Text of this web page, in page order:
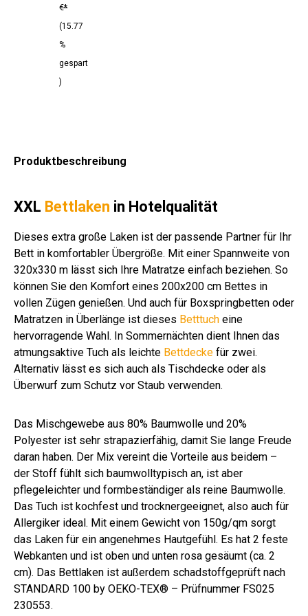
g/qm
wolle
€*
(15.77
%
gespart
)
Produktbeschreibung
XXL Bettlaken in Hotelqualität
Dieses extra große Laken ist der passende Partner für Ihr
Bett in komfortabler Übergröße. Mit einer Spannweite von
320x330 m lässt sich Ihre Matratze einfach beziehen. So
können Sie den Komfort eines 200x200 cm Bettes in
vollen Zügen genießen. Und auch für Boxspringbetten oder
Matratzen in Überlänge ist dieses Betttuch eine
hervorragende Wahl. In Sommernächten dient Ihnen das
atmungsaktive Tuch als leichte Bettdecke für zwei.
Alternativ lässt es sich auch als Tischdecke oder als
Überwurf zum Schutz vor Staub verwenden.
Das Mischgewebe aus 80% Baumwolle und 20%
Polyester ist sehr strapazierfähig, damit Sie lange Freude
daran haben. Der Mix vereint die Vorteile aus beidem –
der Stoff fühlt sich baumwolltypisch an, ist aber
pflegeleichter und formbeständiger als reine Baumwolle.
Das Tuch ist kochfest und trocknergeeignet, also auch für
Allergiker ideal. Mit einem Gewicht von 150g/qm sorgt
das Laken für ein angenehmes Hautgefühl. Es hat 2 feste
Webkanten und ist oben und unten rosa gesäumt (ca. 2
cm). Das Bettlaken ist außerdem schadstoffgeprüft nach
STANDARD 100 by OEKO-TEX® – Prüfnummer FS025
230553.